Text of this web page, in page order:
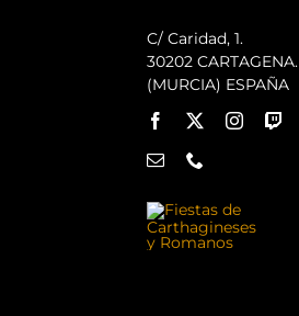
C/ Caridad, 1.
30202 CARTAGENA.
(MURCIA) ESPAÑA